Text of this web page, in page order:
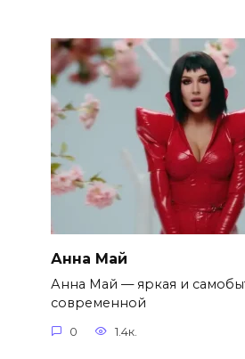
Анна Май
Анна Май — яркая и
современной
0 1.4к.